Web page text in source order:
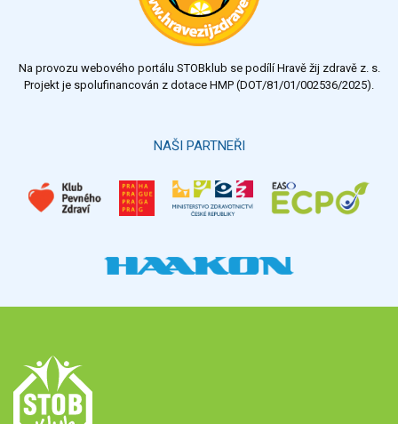
Výsledky Všechny ankety
Na provozu webového portálu STOBklub se podílí Hravě žij zdravě z. s.
Projekt je spolufinancován z dotace HMP (DOT/81/01/002536/2025).
NAŠI PARTNEŘI